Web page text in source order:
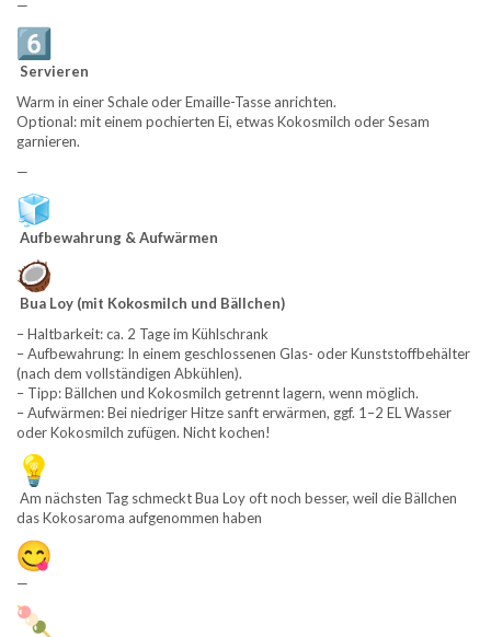
—
Servieren
Warm in einer Schale oder Emaille-Tasse anrichten.
Optional: mit einem pochierten Ei, etwas Kokosmilch oder Sesam
garnieren.
—
Aufbewahrung & Aufwärmen
Bua Loy (mit Kokosmilch und Bällchen)
– Haltbarkeit: ca. 2 Tage im Kühlschrank
– Aufbewahrung: In einem geschlossenen Glas- oder Kunststoffbehälter
(nach dem vollständigen Abkühlen).
– Tipp: Bällchen und Kokosmilch getrennt lagern, wenn möglich.
– Aufwärmen: Bei niedriger Hitze sanft erwärmen, ggf. 1–2 EL Wasser
oder Kokosmilch zufügen. Nicht kochen!
Am nächsten Tag schmeckt Bua Loy oft noch besser, weil die Bällchen
das Kokosaroma aufgenommen haben
—